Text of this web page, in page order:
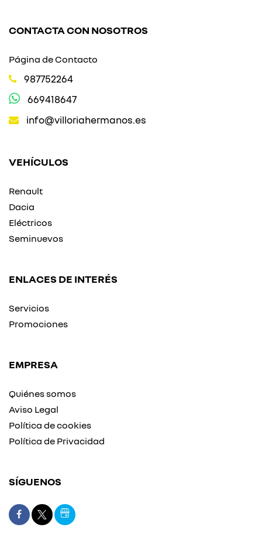
CONTACTA CON NOSOTROS
Página de Contacto
987752264
669418647
info@villoriahermanos.es
VEHÍCULOS
Renault
Dacia
Eléctricos
Seminuevos
ENLACES DE INTERÉS
Servicios
Promociones
EMPRESA
Quiénes somos
Aviso Legal
Política de cookies
Política de Privacidad
SÍGUENOS